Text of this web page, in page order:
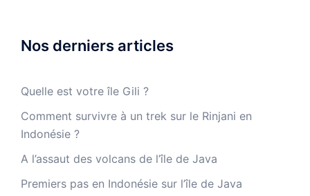
Nos derniers articles
Quelle est votre île Gili ?
Comment survivre à un trek sur le Rinjani en
Indonésie ?
A l’assaut des volcans de l’île de Java
Premiers pas en Indonésie sur l’île de Java